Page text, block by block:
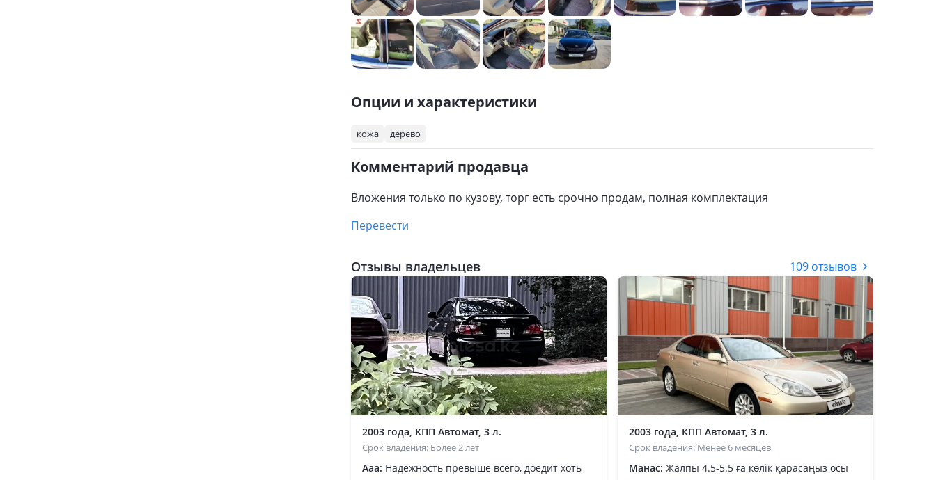
Опции и характеристики
кожа дерево
Комментарий продавца
Вложения только по кузову, торг есть срочно продам, полная комплектация
Перевести
Отзывы владельцев 109 отзывов
2003 года, КПП Автомат, 3 л.
Срок владения: Более 2 лет
Ааа: Надежность превыше всего, доедит хоть
2003 года, КПП Автомат, 3 л.
Срок владения: Менее 6 месяцев
Манас: Жалпы 4.5-5.5 ға көлік қарасаңыз осы